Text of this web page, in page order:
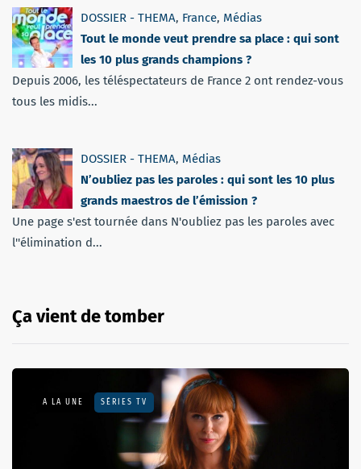
DOSSIER - THEMA, France, Médias
Tout le monde veut prendre sa place : qui sont
les 10 plus grands champions ?
Depuis 2006, les téléspectateurs de France 2 ont rendez-vous
tous les midis...
DOSSIER - THEMA, Médias
N’oubliez pas les paroles : qui sont les 10 plus
grands maestros de l’émission ?
Une page s'est tournée dans N'oubliez pas les paroles avec
l''élimination d...
Ça vient de tomber
A LA UNE SÉRIES TV